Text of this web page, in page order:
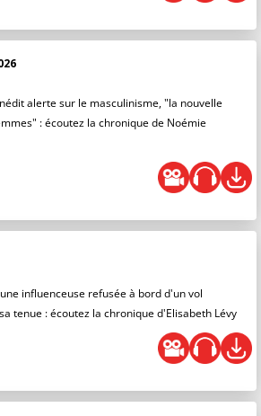
alerte sur le masculinisme, "la nouvelle
: écoutez la chronique de Noémie
influenceuse refusée à bord d'un vol
tenue : écoutez la chronique d'Elisabeth Lévy